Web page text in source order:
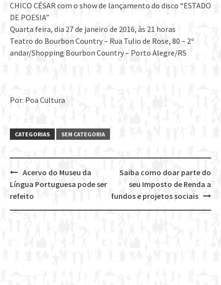
CHICO CÉSAR com o show de lançamento do disco “ESTADO
DE POESIA”
Quarta feira, dia 27 de janeiro de 2016, às 21 horas
Teatro do Bourbon Country – Rua Tulio de Rose, 80 – 2º
andar/Shopping Bourbon Country – Porto Alegre/RS
Por: Poa Cultura
CATEGORIAS SEM CATEGORIA
Post
navigation
Saiba como doar parte do
seu Imposto de Renda a
fundos e projetos sociais
Acervo do Museu da
Língua Portuguesa pode ser
refeito